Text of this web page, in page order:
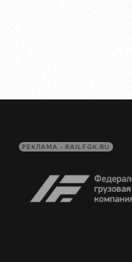
РЕКЛАМА • RAILFGK.RU